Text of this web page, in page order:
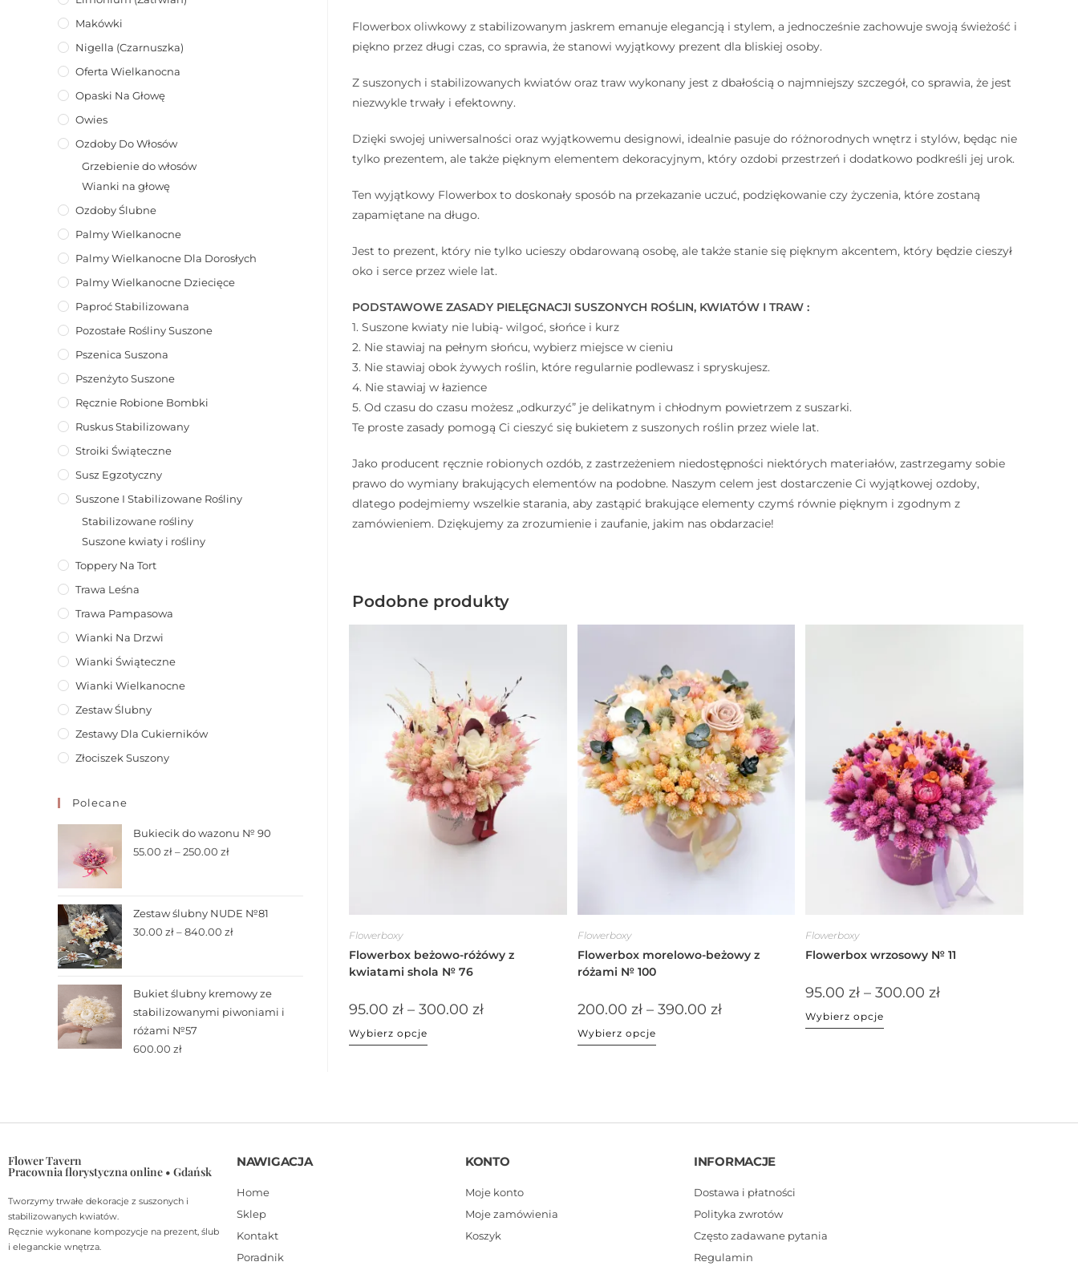
Flowerbox oliwkowy z stabilizowanym jaskrem emanuje elegancją i stylem, a jednocześnie zachowuje swoją świeżość i
piękno przez długi czas, co sprawia, że stanowi wyjątkowy prezent dla bliskiej osoby.
Z suszonych i stabilizowanych kwiatów oraz traw wykonany jest z dbałością o najmniejszy szczegół, co sprawia, że jest
niezwykle trwały i efektowny.
Dzięki swojej uniwersalności oraz wyjątkowemu designowi, idealnie pasuje do różnorodnych wnętrz i stylów, będąc nie
tylko prezentem, ale także pięknym elementem dekoracyjnym, który ozdobi przestrzeń i dodatkowo podkreśli jej urok.
Ten wyjątkowy Flowerbox to doskonały sposób na przekazanie uczuć, podziękowanie czy życzenia, które zostaną
zapamiętane na długo.
Jest to prezent, który nie tylko ucieszy obdarowaną osobę, ale także stanie się pięknym akcentem, który będzie cieszył
oko i serce przez wiele lat.
PODSTAWOWE ZASADY PIELĘGNACJI SUSZONYCH ROŚLIN, KWIATÓW I TRAW : ⠀
1. Suszone kwiaty nie lubią- wilgoć, słońce i kurz ⠀
2. Nie stawiaj na pełnym słońcu, wybierz miejsce w cieniu ⠀
3. Nie stawiaj obok żywych roślin, które regularnie podlewasz i spryskujesz. ⠀
4. Nie stawiaj w łazience ⠀
5. Od czasu do czasu możesz „odkurzyć” je delikatnym i chłodnym powietrzem z suszarki. ⠀
Te proste zasady pomogą Ci cieszyć się bukietem z suszonych roślin przez wiele lat. ⠀
Jako producent ręcznie robionych ozdób, z zastrzeżeniem niedostępności niektórych materiałów, zastrzegamy sobie
prawo do wymiany brakujących elementów na podobne. Naszym celem jest dostarczenie Ci wyjątkowej ozdoby,
dlatego podejmiemy wszelkie starania, aby zastąpić brakujące elementy czymś równie pięknym i zgodnym z
zamówieniem. Dziękujemy za zrozumienie i zaufanie, jakim nas obdarzacie!
Podobne produkty
Flowerboxy
Flowerbox beżowo-różówy z
kwiatami shola № 76
95.00zł – 300.00zł
Wybierz opcje
Flowerboxy
Flowerbox morelowo-beżowy z
różami № 100
200.00 zł – 390.00 zł
Wybierz opcje
Flowerboxy
Flowerbox wrzosowy № 11
95.00 zł – 300.00 zł
Wybierz opcje
Makówki
Nigella (Czarnuszka)
Oferta Wielkanocna
Opaski Na Głowę
Owies
Ozdoby Do Włosów
Grzebienie do włosów
Wianki na głowę
Ozdoby Ślubne
Palmy Wielkanocne
Palmy Wielkanocne Dla Dorosłych
Palmy Wielkanocne Dziecięce
Paproć Stabilizowana
Pozostałe Rośliny Suszone
Pszenica Suszona
Pszenżyto Suszone
Ręcznie Robione Bombki
Ruskus Stabilizowany
Stroiki Świąteczne
Susz Egzotyczny
Suszone I Stabilizowane Rośliny
Stabilizowane rośliny
Suszone kwiaty i rośliny
Toppery Na Tort
Trawa Leśna
Trawa Pampasowa
Wianki Na Drzwi
Wianki Świąteczne
Wianki Wielkanocne
Zestaw Ślubny
Zestawy Dla Cukierników
Złociszek Suszony
Polecane
Bukiecik do wazonu № 90
55.00 zł–250.00 zł
Zestaw ślubny NUDE №81
30.00 zł–840.00 zł
Bukiet ślubny kremowy ze
stabilizowanymi piwoniami i
różami №57
600.00 zł
Flower Tavern
Pracownia florystyczna online • Gdańsk
Tworzymy trwałe dekoracje z suszonych i
stabilizowanych kwiatów.
Ręcznie wykonane kompozycje na prezent, ślub
i eleganckie wnętrza.
NAWIGACJA
Home
Sklep
Kontakt
Poradnik
KONTO
Moje konto
Moje zamówienia
Koszyk
INFORMACJE
Dostawa i płatności
Polityka zwrotów
Często zadawane pytania
Regulamin